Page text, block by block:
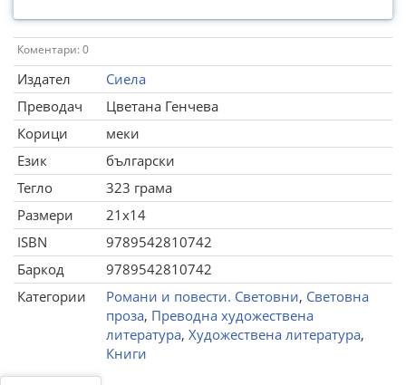
Коментари: 0
Издател
Сиела
Преводач
Цветана Генчева
Корици
меки
Език
български
Тегло
323 грама
Размери
21x14
ISBN
9789542810742
Баркод
9789542810742
Категории
Романи и повести. Световни, Световна
проза, Преводна художествена
литература, Художествена литература,
Книги